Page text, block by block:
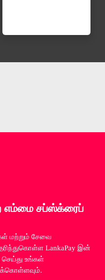
எம்மை சப்ஸ்க்ரைப்
மற்றும் சேவை
LankaPay இன்
செய்து உங்கள்